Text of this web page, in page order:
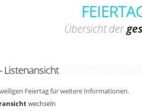
Übersicht der
Listenansicht
Feiertag für weitere Informationen.
wechseln